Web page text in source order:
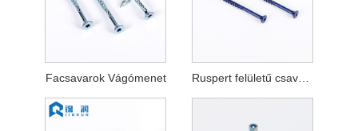
Facsavarok Vágómenet Ruspert felületű csavarok különböző színekben